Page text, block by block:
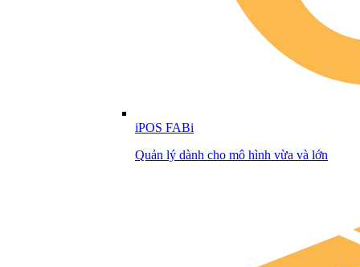
iPOS FABi
Quản lý dành cho mô hình vừa và lớn